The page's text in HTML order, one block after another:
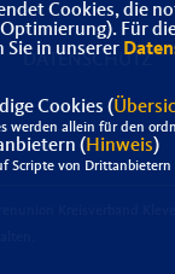
DATENSCHUTZ
Kreisverband Kleve
Cookies, die
Für
Sie in unserer
Cookies (
werden allein für den
( Hinweis)
Scripte von Drittanbietern